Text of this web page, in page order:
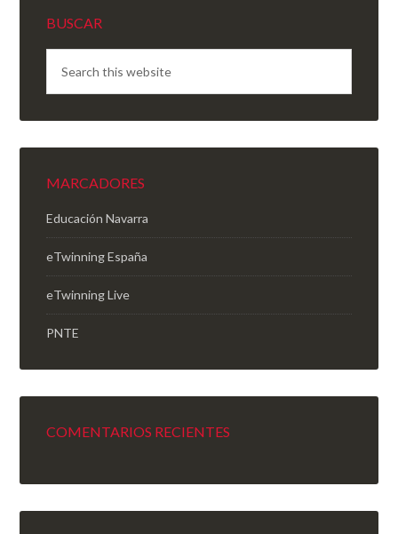
BUSCAR
MARCADORES
Educación Navarra
eTwinning España
eTwinning Live
PNTE
COMENTARIOS RECIENTES